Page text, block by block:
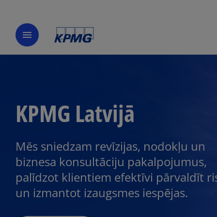
menu
KPMG Latvijā
Mēs sniedzam revīzijas, nodokļu un
biznesa konsultāciju pakalpojumus,
palīdzot klientiem efektīvi pārvaldīt
un izmantot izaugsmes iespējas.